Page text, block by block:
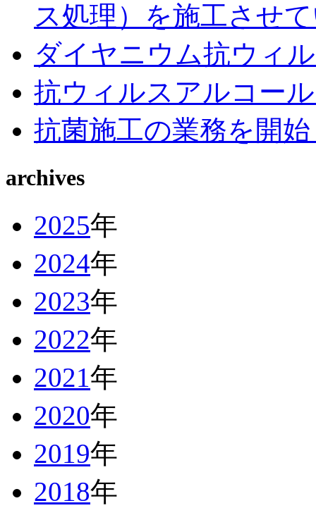
ス処理）を施工させ
ダイヤニウム抗ウィ
抗ウィルスアルコー
抗菌施工の業務を開
archives
2025年
2024年
2023年
2022年
2021年
2020年
2019年
2018年